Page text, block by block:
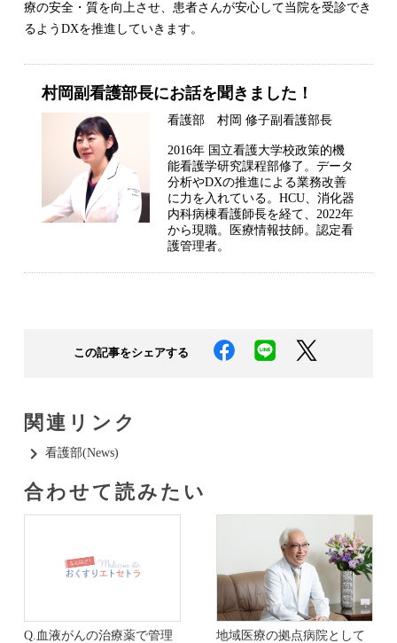
療の安全・質を向上させ、患者さんが安心して当院を受診でき
るようDXを推進していきます。
村岡副看護部長にお話を聞きました！
看護部 村岡 修子副看護部長
2016年 国立看護大学校政策的機
能看護学研究課程部修了。データ
分析やDXの推進による業務改善
に力を入れている。HCU、消化器
内科病棟看護師長を経て、2022年
から現職。医療情報技師。認定看
護管理者。
この記事をシェアする
関連リンク
看護部(News)​
合わせて読みたい​
Q.血液がんの治療薬で管理
地域医療の拠点病院として